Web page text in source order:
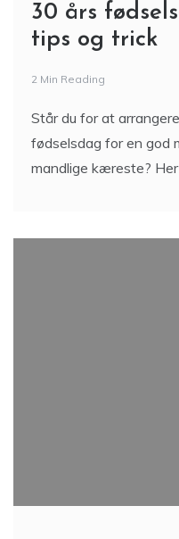
30 års
tips og trick
2 Min Reading
Står du for at
fødselsdag for en god
mandlige kæreste?